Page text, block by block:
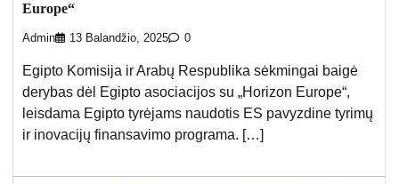
Europe“
Admin 13 Balandžio, 2025 0
Egipto Komisija ir Arabų Respublika sėkmingai baigė
derybas dėl Egipto asociacijos su „Horizon Europe“,
leisdama Egipto tyrėjams naudotis ES pavyzdine tyrimų
ir inovacijų finansavimo programa. […]